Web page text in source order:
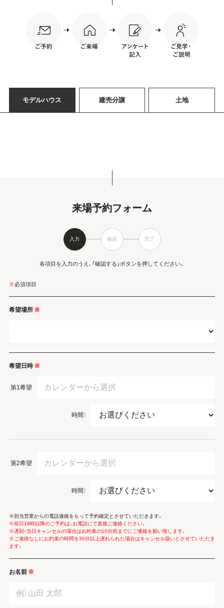
モデルハウス 建売分譲 土地
来場予約フォーム
入力 確認 完了
※必須項目
各項目を入力のうえ、「確認する」ボタンを押してください。
希望場所 ※
希望日時 ※
第1希望
時間：
第2希望
時間：
※担当営業からの電話連絡をもって予約確定とさせていただきます。
※前日18時以降のご予約は、お電話にて直接ご連絡ください。
※遅刻・当日キャンセルの場合はお約束の10分前までにご連絡を願い致します。
※ご連絡なしにお約束の時間を30分以上遅れられた場合はキャンセル扱いとさせていただき
ます。
お名前 ※